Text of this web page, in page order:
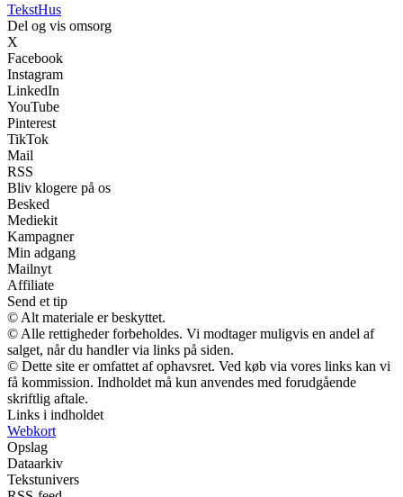
TekstHus
Del og vis omsorg
X
Facebook
Instagram
LinkedIn
YouTube
Pinterest
TikTok
Mail
RSS
Bliv klogere på os
Besked
Mediekit
Kampagner
Min adgang
Mailnyt
Affiliate
Send et tip
© Alt materiale er beskyttet.
© Alle rettigheder forbeholdes. Vi modtager muligvis en andel af
salget, når du handler via links på siden.
© Dette site er omfattet af ophavsret. Ved køb via vores links kan vi
få kommission. Indholdet må kun anvendes med forudgående
skriftlig aftale.
Links i indholdet
Webkort
Opslag
Dataarkiv
Tekstunivers